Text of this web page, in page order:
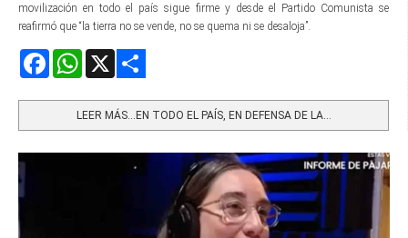
movilización en todo el país sigue firme y desde el Partido Comunista se
reafirmó que “la tierra no se vende, no se quema ni se desaloja”.
FacebookWhatsApp
LEER MÁS…EN TODO EL PAÍS, EN DEFENSA DE LA...